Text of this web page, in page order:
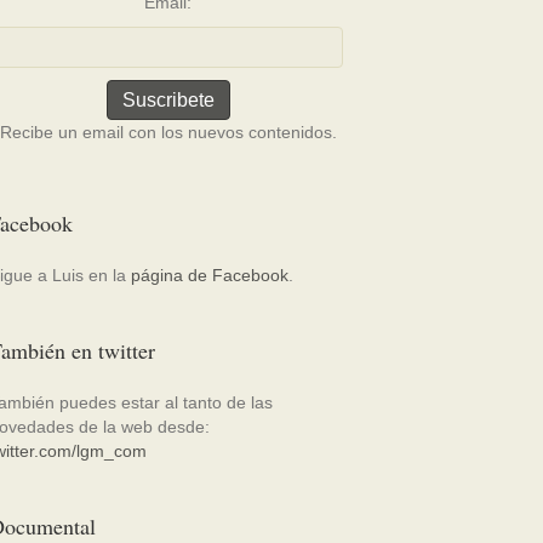
Recibe un email con los nuevos contenidos.
a Luis en la página de Facebook
en twitter
puedes estar al tanto de las
de la web desde:
lgm_com